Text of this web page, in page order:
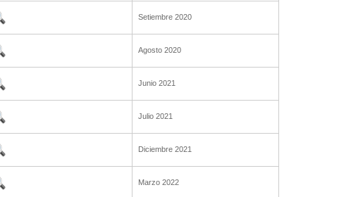
Setiembre 2020
Agosto 2020
Junio 2021
Julio 2021
Diciembre 2021
Marzo 2022